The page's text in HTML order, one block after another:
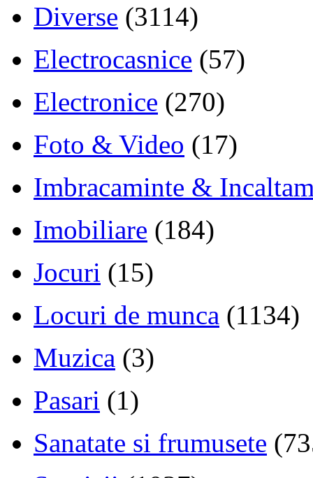
Diverse (3114)
Electrocasnice (57)
Electronice (270)
Foto & Video (17)
Imbracaminte &
Imobiliare (184)
Jocuri (15)
Locuri de munca (1134)
Muzica (3)
Pasari (1)
Sanatate si frumusete